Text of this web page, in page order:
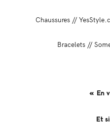
Chaussures //
Bracelets //
« En
Et